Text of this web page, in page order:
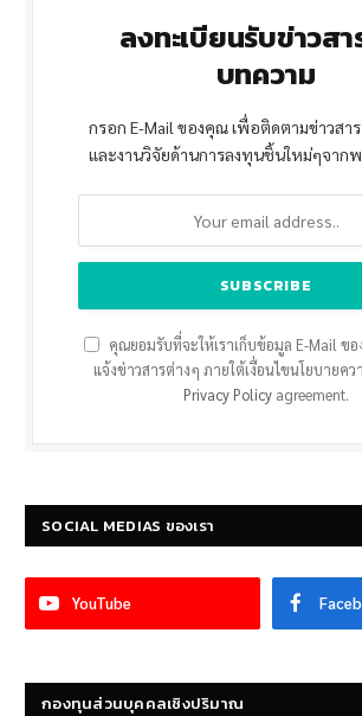
ลงทะเบียนรับข่าวสา
บทความ
กรอก E-Mail ของคุณ เพื่อติดตามข่าวสา
และงานวิจัยด้านการลงทุนชิ้นใหม่ๆจากพ
คุณยอมรับที่จะให้เราเก็บข้อมูล E-Mail ขอ
แจ้งข่าวสารต่างๆ ภายใต้เงื่อนไขนโยบายคว
Privacy Policyagreement.
SOCIAL MEDIAS ของเรา
YouTube
กองทุนส่วนบุคคลเชิงปริมาณ